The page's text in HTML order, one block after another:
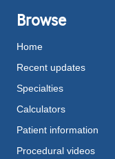
Browse
Home
Recent updates
Specialties
Calculators
Patient information
Procedural videos